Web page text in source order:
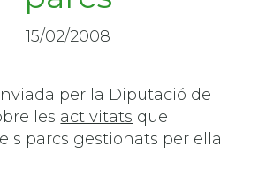
15/02/2008
per la Diputació de
les activitats que
parcs gestionats per ella